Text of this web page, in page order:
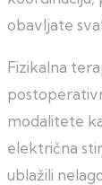
obavljate
Fizikalna
modalitete
električna
ublažili